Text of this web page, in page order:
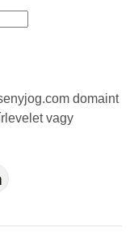
domaint
vagy